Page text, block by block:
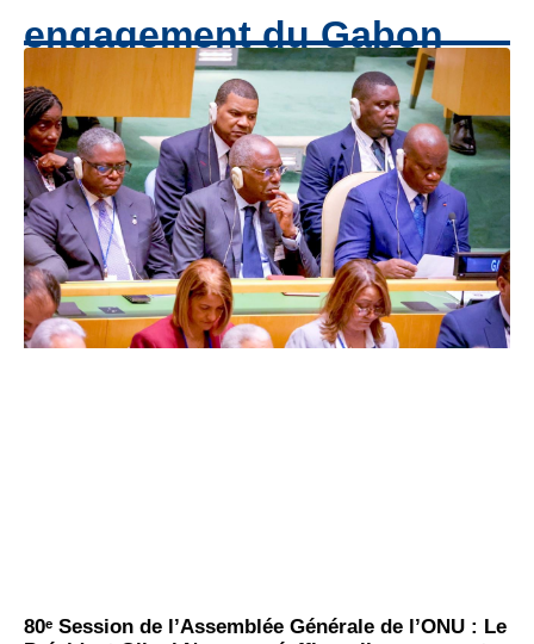
engagement du Gabon
80ᵉ Session de l’Assemblée Générale de l’ONU : Le